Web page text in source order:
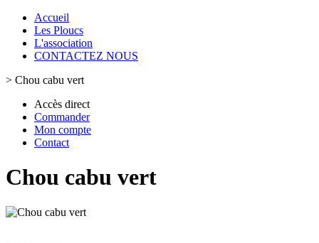
Accueil
Les Ploucs
L'association
CONTACTEZ NOUS
> Chou cabu vert
Accès direct
Commander
Mon compte
Contact
Chou cabu vert